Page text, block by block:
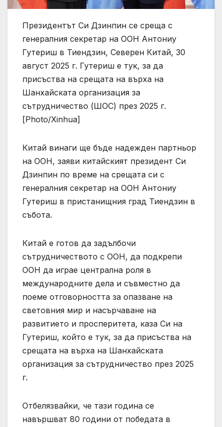
Президентът Си Дзинпин се среща с
генералния секретар на ООН Антониу
Гутериш в Тиендзин, Северен Китай, 30
август 2025 г. Гутериш е тук, за да
присъства на срещата на върха на
Шанхайската организация за
сътрудничество (ШОС) през 2025 г.
[Photo/Xinhua]
Китай винаги ще бъде надежден партньор
на ООН, заяви китайският президент Си
Дзинпин по време на срещата си с
генералния секретар на ООН Антониу
Гутериш в пристанищния град Тиендзин в
събота.
Китай е готов да задълбочи
сътрудничеството с ООН, да подкрепи
ООН да играе централна роля в
международните дела и съвместно да
поеме отговорността за опазване на
световния мир и насърчаване на
развитието и просперитета, каза Си на
Гутериш, който е тук, за да присъства на
срещата на върха на Шанхайската
организация за сътрудничество през 2025
г.
Отбелязвайки, че тази година се
навършват 80 години от победата в